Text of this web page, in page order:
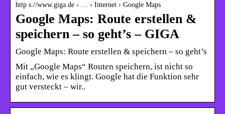
http s://www.giga.de › … › Internet › Google Maps
Google Maps: Route erstellen &
speichern – so geht’s – GIGA
Google Maps: Route erstellen & speichern – so geht’s
Mit „Google Maps“ Routen speichern, ist nicht so
einfach, wie es klingt. Google hat die Funktion sehr
gut versteckt – wir..